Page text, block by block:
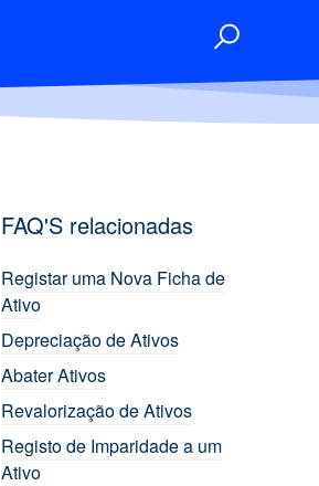
FAQ'S relacionadas
Registar uma Nova Ficha de
Ativo
Depreciação de Ativos
Abater Ativos
Revalorização de Ativos
Registo de Imparidade a um
Ativo